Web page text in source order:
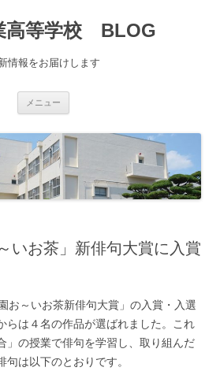
高等学校 BLOG
情報をお届けします
メニュー
いお茶」新俳句大賞に入賞
お～いお茶新俳句大賞」の入賞・入選
らは４名の作品が選ばれました。これ
」の授業で俳句を学習し、取り組んだ
句は以下のとおりです。